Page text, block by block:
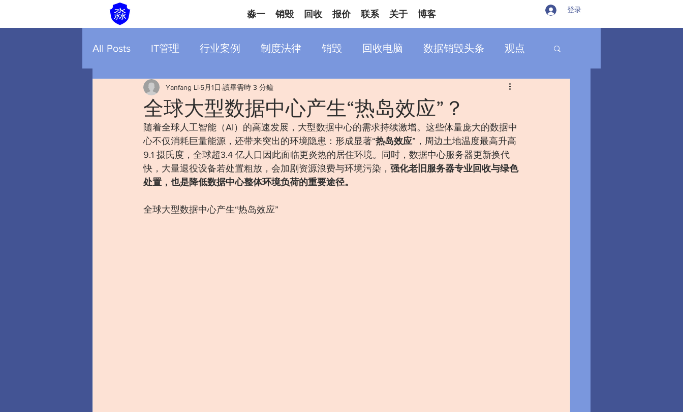
淼一 销毁 回收 报价 联系 关于 博客 登录
All Posts IT管理 行业案例 制度法律 销毁 回收电脑 数据销毁头条 观点
全球大型数据中心产生“热岛效应”？
Yanfang Li 5月1日 讀畢需時 3 分鐘
随着全球人工智能（AI）的高速发展，大型数据中心的需求持续激增。这些体量庞大的数据中
心不仅消耗巨量能源，还带来突出的环境隐患：形成显著“热岛效应”，周边土地温度最高升高
9.1 摄氏度，全球超3.4 亿人口因此面临更炎热的居住环境。同时，数据中心服务器更新换代
快，大量退役设备若处置粗放，会加剧资源浪费与环境污染， 强化老旧服务器专业回收与绿色
处置，也是降低数据中心整体环境负荷的重要途径。
全球大型数据中心产生“热岛效应”